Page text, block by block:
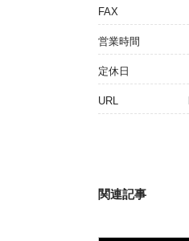
FAX
営業時間
定休日
URL
関連記事